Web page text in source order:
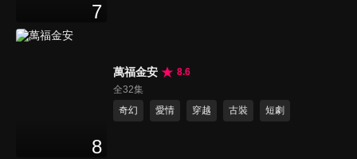
7
8
萬福金安
8.6
全32集
奇幻
愛情 穿越 古裝 短劇